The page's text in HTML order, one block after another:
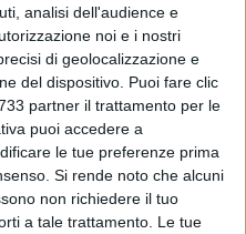
analisi dell'audience e
noi e i nostri
di geolocalizzazione e
del dispositivo. Puoi fare clic
partner il trattamento per le
puoi accedere a
le tue preferenze prima
Si rende noto che alcuni
non richiedere il tuo
a tale trattamento. Le tue
parte della Fédération
La delegazione
dal Professor Giuseppe
del musicista
la lira cretese ed è stato
proiettata su un muro, di un